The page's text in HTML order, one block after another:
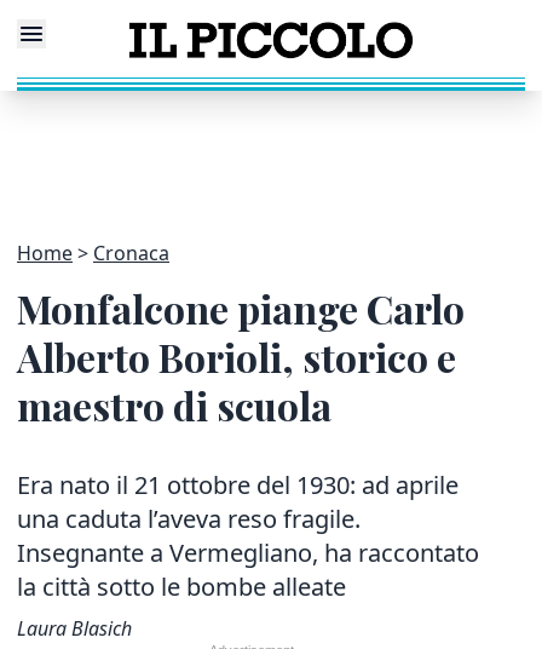
Home Cronaca
Monfalcone piange Carlo
Alberto Borioli, storico e
maestro di scuola
Era nato il 21 ottobre del 1930: ad aprile
una caduta l’aveva reso fragile.
Insegnante a Vermegliano, ha raccontato
la città sotto le bombe alleate
Laura Blasich